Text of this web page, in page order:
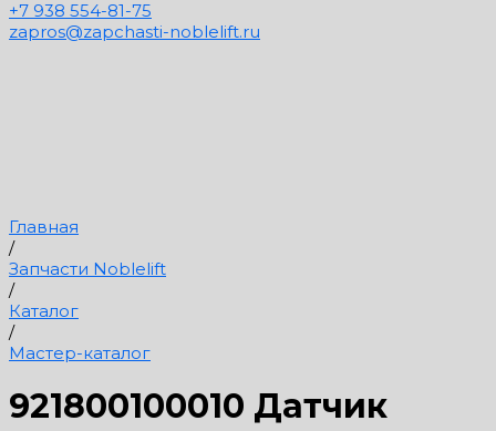
+7 938 554-81-75
zapros@zapchasti-noblelift.ru
Главная
/
Запчасти Noblelift
/
Каталог
/
Мастер-каталог
921800100010 Датчик